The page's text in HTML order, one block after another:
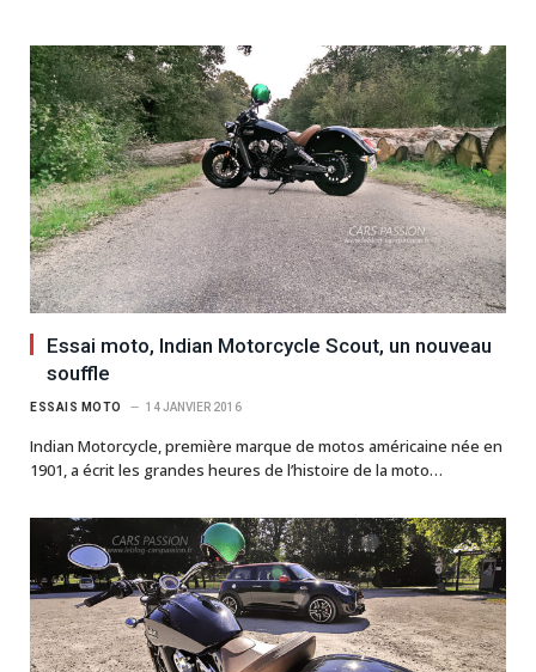
Essai moto, Indian Motorcycle Scout, un nouveau
souffle
ESSAIS MOTO 14 JANVIER 2016
Indian Motorcycle, première marque de motos américaine née en
1901, a écrit les grandes heures de l’histoire de la moto…